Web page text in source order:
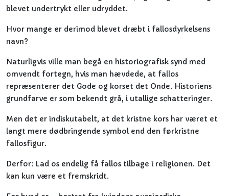
blevet undertrykt eller udryddet.
Hvor mange er derimod blevet dræbt i fallosdyrkelsens
navn?
Naturligvis ville man begå en historiografisk synd med
omvendt fortegn, hvis man hævdede, at fallos
repræsenterer det Gode og korset det Onde. Historiens
grundfarve er som bekendt grå, i utallige schatteringer.
Men det er indiskutabelt, at det kristne kors har været et
langt mere dødbringende symbol end den førkristne
fallosfigur.
Derfor: Lad os endelig få fallos tilbage i religionen. Det
kan kun være et fremskridt.